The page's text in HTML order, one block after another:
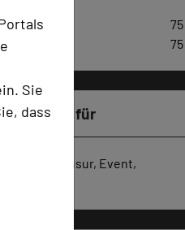
Sie
dass
75
75
geeignet für
Klausur, Event,